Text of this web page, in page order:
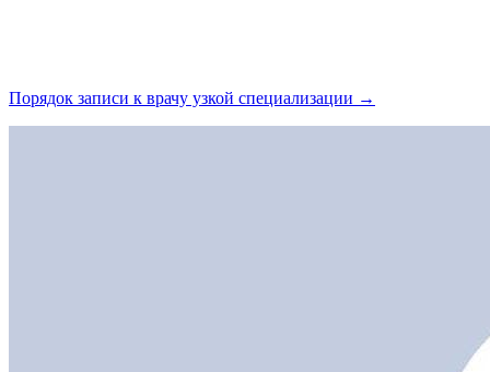
Порядок записи к врачу узкой специализации →